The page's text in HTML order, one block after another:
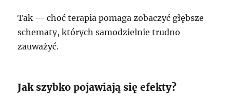
Tak — choć terapia pomaga zobaczyć głębsze
schematy, których samodzielnie trudno
zauważyć.
Jak szybko pojawiają się efekty?